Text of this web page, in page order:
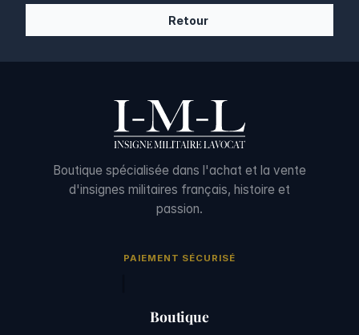
Retour
Boutique spécialisée dans l'achat et la vente
d'insignes militaires français, histoire et
passion.
PAIEMENT SÉCURISÉ
Boutique